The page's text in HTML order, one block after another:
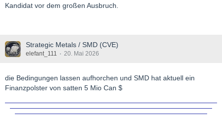
Kandidat vor dem großen Ausbruch.
Strategic Metals / SMD (CVE)
elefant_111 20. Mai 2026
die Bedingungen lassen aufhorchen und SMD hat aktuell ein
Finanzpolster von satten 5 Mio Can $